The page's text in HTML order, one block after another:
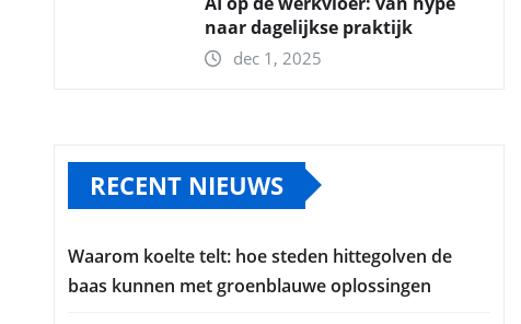
naar dagelijkse praktijk
dec 1, 2025
RECENT NIEUWS
Waarom koelte telt: hoe steden hittegolven de
baas kunnen met groenblauwe oplossingen